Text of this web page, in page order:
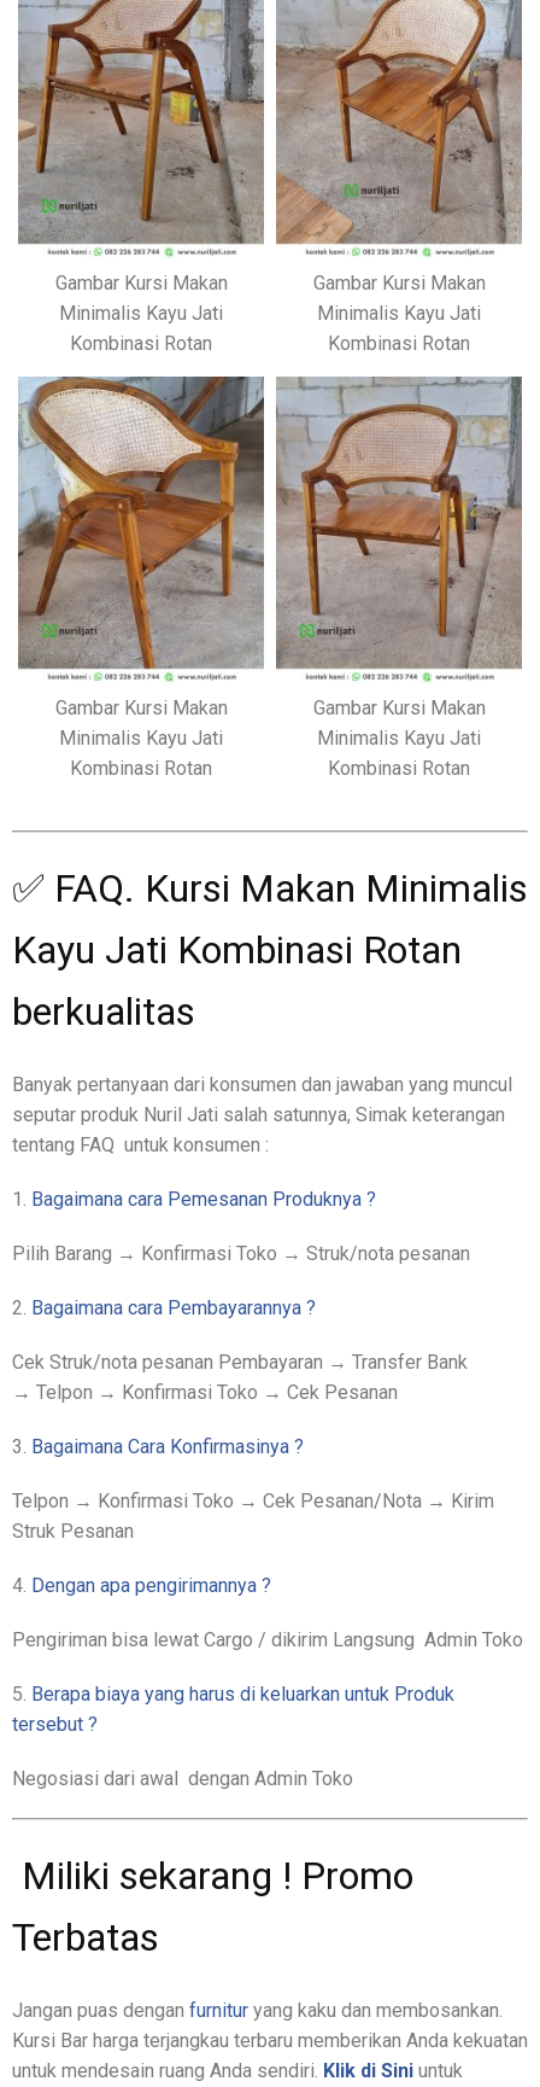
Gambar Kursi Makan
Minimalis Kayu Jati
Kombinasi Rotan
Gambar Kursi Makan
Minimalis Kayu Jati
Kombinasi Rotan
Gambar Kursi Makan
Minimalis Kayu Jati
Kombinasi Rotan
Gambar Kursi Makan
Minimalis Kayu Jati
Kombinasi Rotan
✅ FAQ. Kursi Makan Minimalis
Kayu Jati Kombinasi Rotan
berkualitas
Banyak pertanyaan dari konsumen dan jawaban yang muncul
seputar produk Nuril Jati salah satunnya, Simak keterangan
tentang FAQ untuk konsumen :
1. Bagaimana cara Pemesanan Produknya ?
Pilih Barang → Konfirmasi Toko → Struk/nota pesanan
2. Bagaimana cara Pembayarannya ?
Cek Struk/nota pesanan Pembayaran → Transfer Bank
→ Telpon → Konfirmasi Toko → Cek Pesanan
3. Bagaimana Cara Konfirmasinya ?
Telpon → Konfirmasi Toko → Cek Pesanan/Nota → Kirim
Struk Pesanan
4. Dengan apa pengirimannya ?
Pengiriman bisa lewat Cargo / dikirim Langsung Admin Toko
5. Berapa biaya yang harus di keluarkan untuk Produk
tersebut ?
Negosiasi dari awal dengan Admin Toko
️ Miliki sekarang ! Promo
Terbatas ️
Jangan puas dengan furnitur yang kaku dan membosankan.
Kursi Bar harga terjangkau terbaru memberikan Anda kekuatan
untuk mendesain ruang Anda sendiri. Klik di Sini untuk